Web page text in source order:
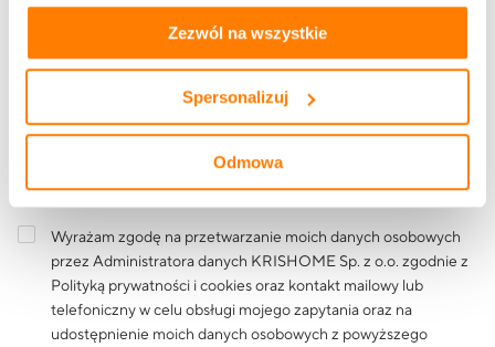
prywatności i cookies.
Zezwól na wszystkie
Spersonalizuj
Odmowa
Wyrażam zgodę na przetwarzanie moich danych osobowych
przez Administratora danych KRISHOME Sp. z o.o. zgodnie z
Polityką prywatności i cookiesoraz kontakt mailowy lub
telefoniczny w celu obsługi mojego zapytania oraz na
udostępnienie moich danych osobowych z powyższego